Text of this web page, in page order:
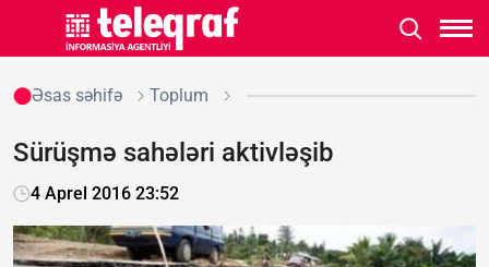
Əsas səhifə Toplum
Sürüşmə sahələri aktivləşib
4 Aprel 2016 23:52